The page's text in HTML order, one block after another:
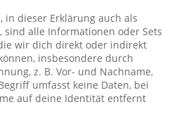
in dieser Erklärung auch als
sind alle Informationen oder Sets
wir dich direkt oder indirekt
insbesondere durch
z. B. Vor- und Nachname,
umfasst keine Daten, bei
auf deine Identität entfernt